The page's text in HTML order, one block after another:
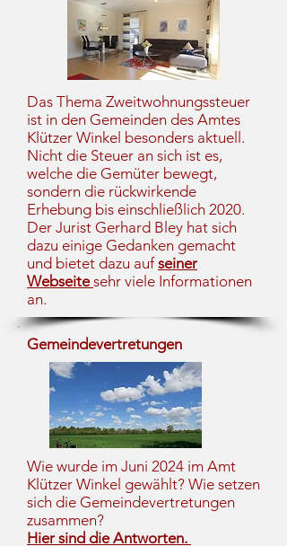
Das Thema Zweitwohnungssteuer
ist in den Gemeinden des Amtes
Klützer Winkel besonders aktuell.
Nicht die Steuer an sich ist es,
welche die Gemüter bewegt,
sondern die rückwirkende
Erhebung bis einschließlich 2020.
Der Jurist Gerhard Bley hat sich
dazu einige Gedanken gemacht
und bietet dazu aufseiner
Webseitesehr viele Informationen
an.
Gemeindevertretungen
Wie wurde im Juni 2024 im Amt
Klützer Winkel gewählt? Wie setzen
sich die Gemeindevertretungen
zusammen?
Hier sind die Antworten.